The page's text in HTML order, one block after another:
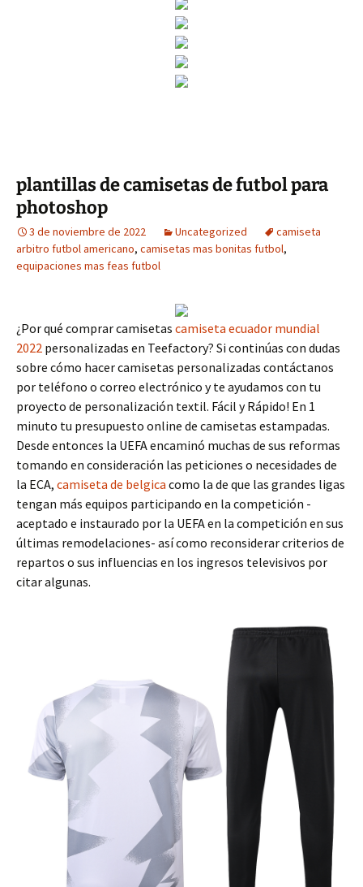
plantillas de camisetas de futbol para
photoshop
3 de noviembre de 2022 Uncategorized
camiseta
arbitro futbol americano, camisetas mas bonitas futbol,
equipaciones mas feas futbol
¿Por qué comprar camisetas camiseta ecuador mundial
2022 personalizadas en Teefactory? Si continúas con dudas
sobre cómo hacer camisetas personalizadas contáctanos
por teléfono o correo electrónico y te ayudamos con tu
proyecto de personalización textil. Fácil y Rápido! En 1
minuto tu presupuesto online de camisetas estampadas.
Desde entonces la UEFA encaminó muchas de sus reformas
tomando en consideración las peticiones o necesidades de
la ECA, camiseta de belgica como la de que las grandes ligas
tengan más equipos participando en la competición -
aceptado e instaurado por la UEFA en la competición en sus
últimas remodelaciones- así como reconsiderar criterios de
repartos o sus influencias en los ingresos televisivos por
citar algunas.